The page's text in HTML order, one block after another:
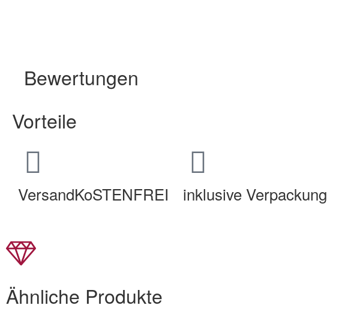
Bewertungen
Vorteile
VersandKoSTENFREI inklusive Verpackung
Ähnliche Produkte